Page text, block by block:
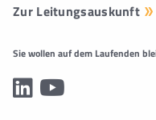
Zur Leitungsauskunft
Sie wollen auf dem Laufenden